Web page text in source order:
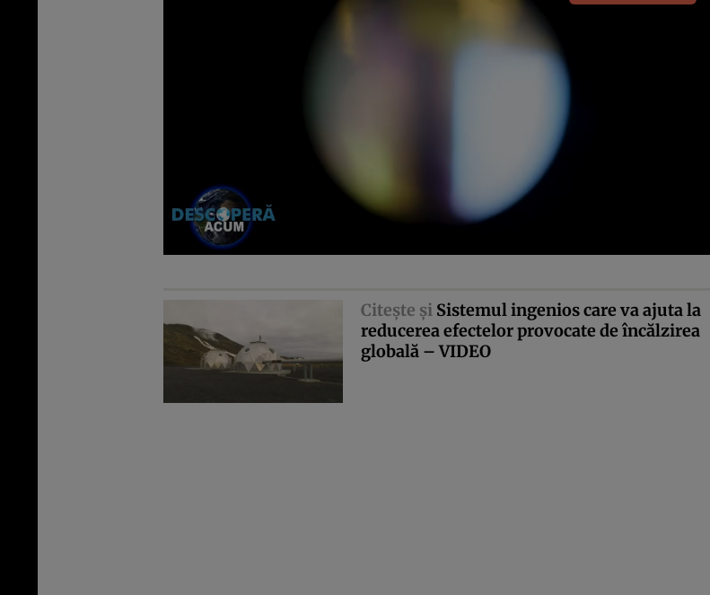
Citeşte şi Sistemul ingenios care va ajuta la
reducerea efectelor provocate de încălzirea
globală – VIDEO